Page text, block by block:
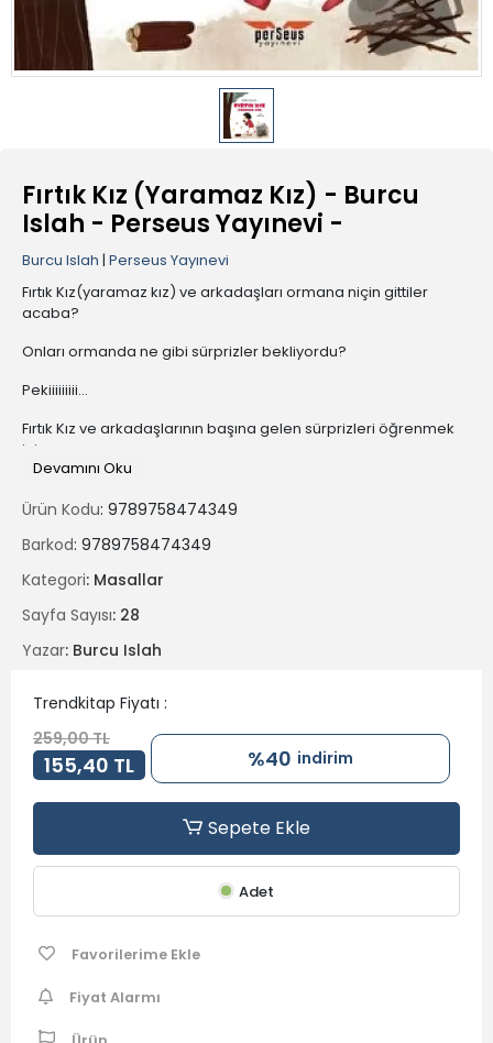
Fırtık Kız (Yaramaz Kız) - Burcu
Islah - Perseus Yayınevi -
Burcu Islah | Perseus Yayınevi
Fırtık Kız(yaramaz kız) ve arkadaşları ormana niçin gittiler
acaba?
Onları ormanda ne gibi sürprizler bekliyordu?
Pekiiiiiiiii…
Fırtık Kız ve arkadaşlarının başına gelen sürprizleri öğrenmek
için
sabırsızlanıyor musun?
Sanki “Eveetttttt” dediğini duyar gibiyimmm…
Bakalımmmmm…..
“Kim uyuyor? Kim uyanık?”
Devamını Oku
Ürün Kodu: 9789758474349
Barkod: 9789758474349
Kategori: Masallar
Sayfa Sayısı: 28
Yazar: Burcu Islah
Trendkitap Fiyatı :
259,00 TL
155,40 TL %40 indirim
Sepete Ekle
Adet
Favorilerime Ekle
Fiyat Alarmı